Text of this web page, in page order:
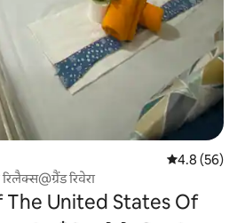
औसत रेटिंग 5 में
4.8 (56)
रिवेरा
The United States Of